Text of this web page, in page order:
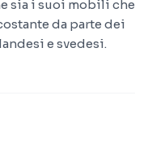
sia i suoi mobili che
da parte dei
e svedesi.